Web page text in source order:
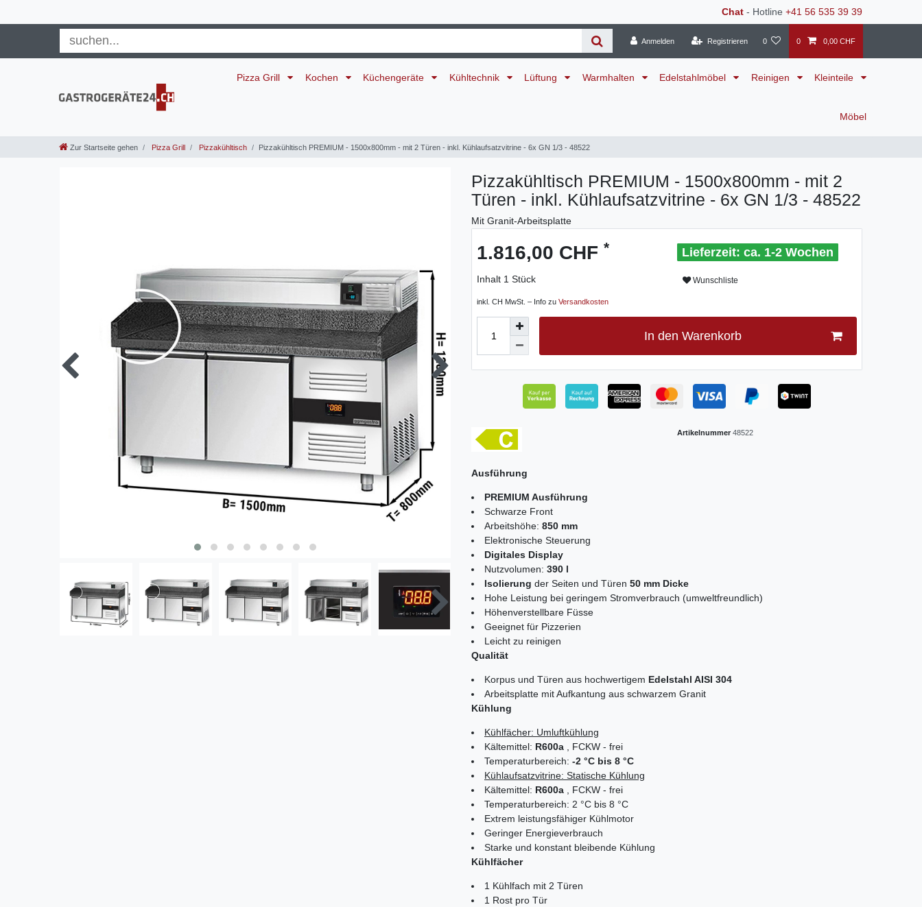
Chat - Hotline +41 56 535 39 39
Anmelden Registrieren 0 0 0,00 CHF
Pizza Grill Kochen Küchengeräte Kühltechnik Lüftung Warmhalten Edelstahlmöbel Reinigen Kleinteile
Möbel
Zur Startseite gehen Pizza Grill Pizzakühltisch Pizzakühltisch PREMIUM - 1500x800mm - mit 2 Türen - inkl. Kühlaufsatzvitrine - 6x GN 1/3 - 48522
Pizzakühltisch PREMIUM - 1500x800mm - mit 2
Türen - inkl. Kühlaufsatzvitrine - 6x GN 1/3 - 48522
Mit Granit-Arbeitsplatte
1.816,00 CHF *
Inhalt 1 Stück
inkl. CH MwSt. – Info zu Versandkosten
ca. 1-2 Wochen
Wunschliste
In den Warenkorb
Artikelnummer 48522
Ausführung
PREMIUM Ausführung
Schwarze Front
Arbeitshöhe: 850 mm
Elektronische Steuerung
Digitales Display
Nutzvolumen: 390 l
Isolierung der Seiten und Türen 50 mm Dicke
Hohe Leistung bei geringem Stromverbrauch (umweltfreundlich)
Höhenverstellbare Füsse
Geeignet für Pizzerien
Leicht zu reinigen
Qualität
Korpus und Türen aus hochwertigem Edelstahl AISI 304
Arbeitsplatte mit Aufkantung aus schwarzem Granit
Kühlung
Kühlfächer: Umluftkühlung
Kältemittel: R600a , FCKW - frei
Temperaturbereich: -2 °C bis 8 °C
Kühlaufsatzvitrine: Statische Kühlung
Kältemittel: R600a , FCKW - frei
Temperaturbereich: 2 °C bis 8 °C
Extrem leistungsfähiger Kühlmotor
Geringer Energieverbrauch
Starke und konstant bleibende Kühlung
Kühlfächer
1 Kühlfach mit 2 Türen
1 Rost pro Tür